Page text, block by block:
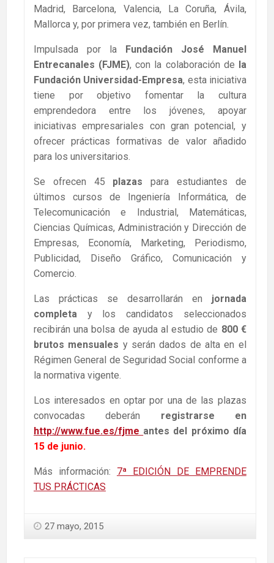
Madrid, Barcelona, Valencia, La Coruña, Ávila,
Mallorca y, por primera vez, también en Berlín.
Impulsada por la Fundación José Manuel
Entrecanales (FJME), con la colaboración de la
Fundación Universidad-Empresa, esta iniciativa
tiene por objetivo fomentar la cultura
emprendedora entre los jóvenes, apoyar
iniciativas empresariales con gran potencial, y
ofrecer prácticas formativas de valor añadido
para los universitarios.
Se ofrecen 45 plazas para estudiantes de
últimos cursos de Ingeniería Informática, de
Telecomunicación e Industrial, Matemáticas,
Ciencias Químicas, Administración y Dirección de
Empresas, Economía, Marketing, Periodismo,
Publicidad, Diseño Gráfico, Comunicación y
Comercio.
Las prácticas se desarrollarán en jornada
completa y los candidatos seleccionados
recibirán una bolsa de ayuda al estudio de 800 €
brutos mensuales y serán dados de alta en el
Régimen General de Seguridad Social conforme a
la normativa vigente.
Los interesados en optar por una de las plazas
convocadas deberán registrarse en
http://www.fue.es/fjme antes del próximo día
15 de junio.
Más información: 7ª EDICIÓN DE EMPRENDE
TUS PRÁCTICAS
27 mayo, 2015